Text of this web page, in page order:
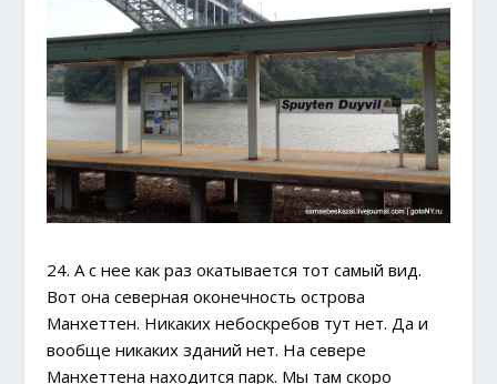
24. А с нее как раз окатывается тот самый вид.
Вот она северная оконечность острова
Манхеттен. Никаких небоскребов тут нет. Да и
вообще никаких зданий нет. На севере
Манхеттена находится парк. Мы там скоро